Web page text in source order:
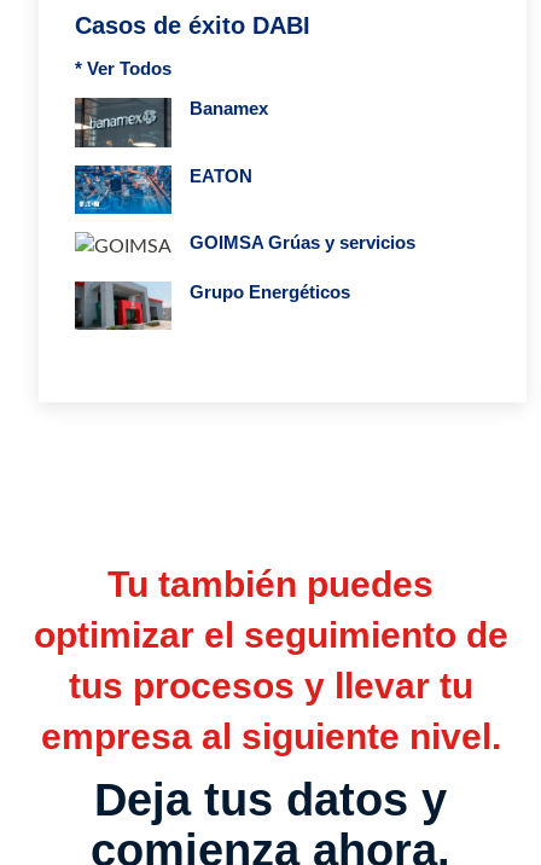
Casos de éxito DABI
* Ver Todos
Banamex
EATON
GOIMSA Grúas y servicios
Grupo Energéticos
Tu también puedes
optimizar el seguimiento de
tus procesos y llevar tu
empresa al siguiente nivel.
Deja tus datos y
comienza ahora.